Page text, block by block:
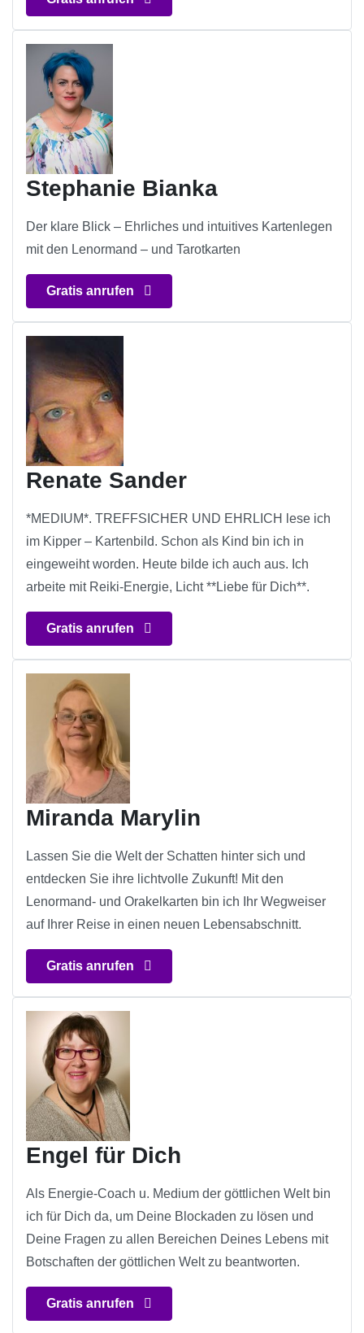
Stephanie Bianka
Der klare Blick – Ehrliches und intuitives Kartenlegen
mit den Lenormand – und Tarotkarten
Gratis anrufen
Renate Sander
*MEDIUM*. TREFFSICHER UND EHRLICH lese ich
im Kipper – Kartenbild. Schon als Kind bin ich in
eingeweiht worden. Heute bilde ich auch aus. Ich
arbeite mit Reiki-Energie, Licht **Liebe für Dich**.
Gratis anrufen
Miranda Marylin
Lassen Sie die Welt der Schatten hinter sich und
entdecken Sie ihre lichtvolle Zukunft! Mit den
Lenormand- und Orakelkarten bin ich Ihr Wegweiser
auf Ihrer Reise in einen neuen Lebensabschnitt.
Gratis anrufen
Engel für Dich
Als Energie-Coach u. Medium der göttlichen Welt bin
ich für Dich da, um Deine Blockaden zu lösen und
Deine Fragen zu allen Bereichen Deines Lebens mit
Botschaften der göttlichen Welt zu beantworten.
Gratis anrufen